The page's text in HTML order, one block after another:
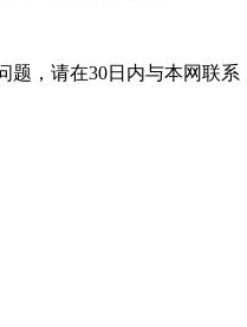
，请在30日内与本网联